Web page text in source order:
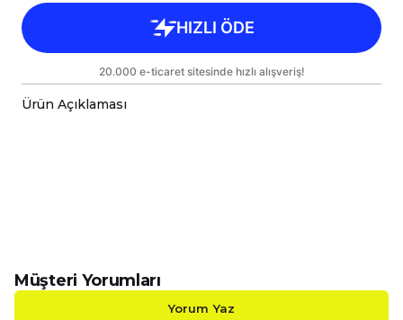
Ürün Açıklaması
ortamınıza mistik bir hava katmaktadır.
Pilleri İçinde Mevcuttur.
Müşteri Yorumları
Yorum Yaz